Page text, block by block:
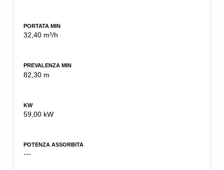
PORTATA MIN
32,40 m³/h
PREVALENZA MIN
82,30 m
KW
59,00 kW
POTENZA ASSORBITA
---